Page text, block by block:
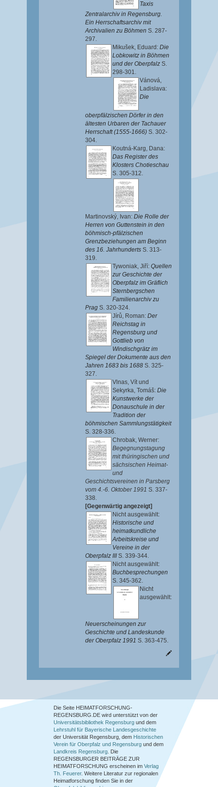
Taxis
Zentralarchiv in Regensburg.
Ein Herrschaftsarchiv mit
Archivalien zu Böhmen S. 287-
297.
Mikušek, Eduard : Die
Lobkowitz in Böhmen
und der Oberpfalz S.
298-301.
Vánová,
Ladislava:
Die
oberpfälzischen Dörfer in den
ältesten Urbaren der Tachauer
Herrschaft (1555-1666) S. 302-
304.
Koutná-Karg, Dana:
Das Register des
Klosters Chotieschau
S. 305-312.
Martinovský, Ivan: Die Rolle der
Herren von Guttenstein in den
böhmisch-pfälzischen
Grenzbeziehungen am Beginn
des 16. Jahrhunderts S. 313-
319.
Tywoniak, Jiří: Quellen
zur Geschichte der
Oberpfalz im Gräflich
Sternbergschen
Familienarchiv zu
Prag S. 320-324.
Jírů, Roman: Der
Reichstag in
Regensburg und
Gottlieb von
Windischgrätz im
Spiegel der Dokumente aus den
Jahren 1683 bis 1688 S. 325-
327.
Vlnas, Vítund
Sekyrka, Tomáš: Die
Kunstwerke der
Donauschule in der
Tradition der
böhmischen Sammlungstätigkeit
S. 328-336.
Chrobak, Werner:
Begegnungstagung
mit thüringischen und
sächsischen Heimat-
und
Geschichtsvereinen in Parsberg
vom 4.-6. Oktober 1991 S. 337-
338.
[Gegenwärtig angezeigt]
Nicht ausgewählt:
Historische und
heimatkundliche
Arbeitskreise und
Vereine in der
Oberpfalz III S. 339-344.
Nicht ausgewählt:
Buchbesprechungen
S. 345-362.
Nicht
ausgewählt:
Neuerscheinungen zur
Geschichte und Landeskunde
der Oberpfalz 1991 S. 363-475.
Die Seite HEIMATFORSCHUNG-
REGENSBURG.DE wird unterstützt von der
Universitätsbibliothek Regensburg und dem
Lehrstuhl für Bayerische Landesgeschichte
der Universität Regensburg, dem Historischen
Verein für Oberpfalz und Regensburg und dem
Landkreis Regensburg . Die
REGENSBURGER BEITRÄGE ZUR
HEIMATFORSCHUNG erscheinen im Verlag
Th. Feuerer. Weitere Literatur zur regionalen
Heimatforschung finden Sie in der